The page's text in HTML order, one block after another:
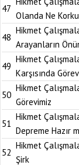
47
Olanda Ne
48
Hikmet
Arayanların
49
Hikmet
Karşısında
50
Hikmet
Görevimiz
51
Hikmet
Depreme Hazır
52
Hikmet
Şirk